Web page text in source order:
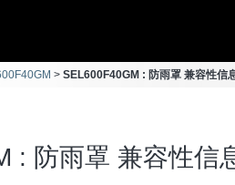
SEL600F40GM : 防雨罩 兼容性信
: 防雨罩 兼容性信